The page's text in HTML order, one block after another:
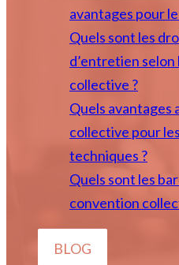
avantages pour
Quels sont les
d’entretien
collective ?
Quels avantages
collective pour
techniques ?
Quels sont les
convention
BLOG